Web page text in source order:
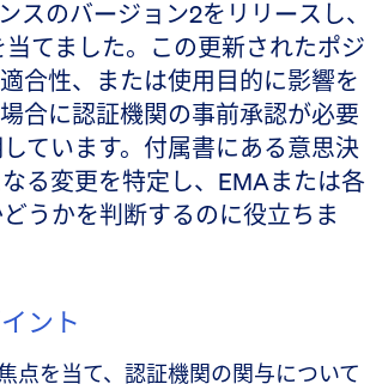
スのバージョン2をリリースし、
てました。この更新されたポジ
合性、または使用目的に影響を
合に認証機関の事前承認が必要
ています。付属書にある意思決
る変更を特定し、EMAまたは各
うかを判断するのに役立ちま
ント
点を当て、認証機関の関与について